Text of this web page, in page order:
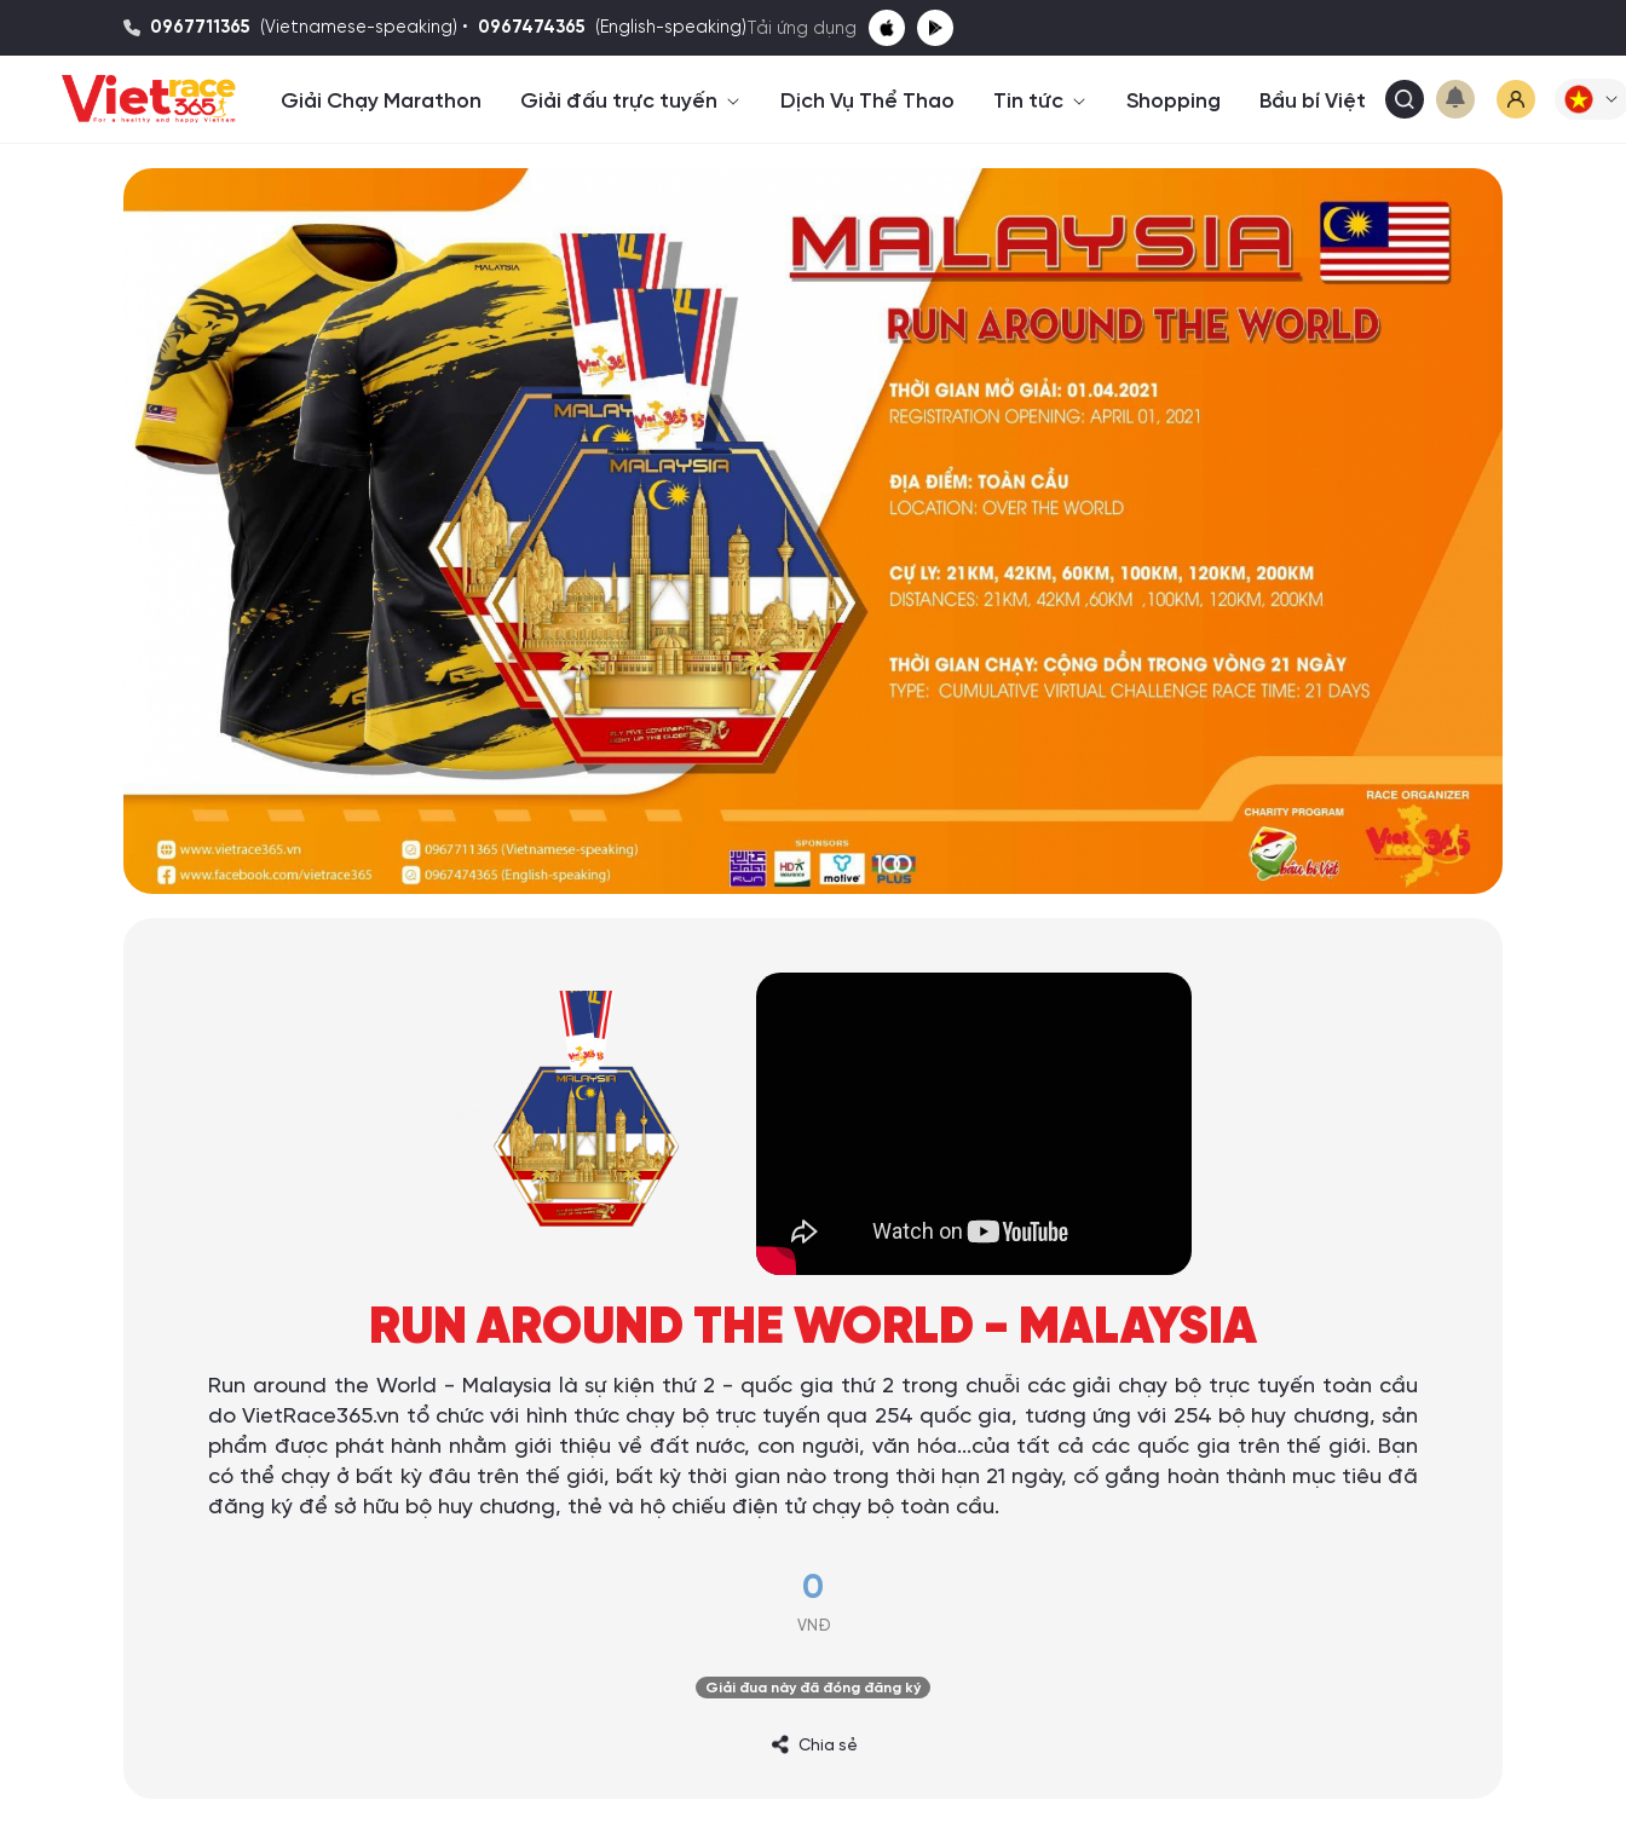
0967711365 (Vietnamese-speaking) • 0967474365 (English-speaking) Tải ứng dụng
Giải Chạy Marathon Giải đấu trực tuyến Dịch Vụ Thể Thao Tin tức Shopping Bầu bí Việt
RUN AROUND THE WORLD - MALAYSIA
Run around the World - Malaysia là sự kiện thứ 2 - quốc gia thứ 2 trong chuỗi các giải chạy bộ trực tuyến toàn cầu
do VietRace365.vn tổ chức với hình thức chạy bộ trực tuyến qua 254 quốc gia, tương ứng với 254 bộ huy chương, sản
phẩm được phát hành nhằm giới thiệu về đất nước, con người, văn hóa...của tất cả các quốc gia trên thế giới. Bạn
có thể chạy ở bất kỳ đâu trên thế giới, bất kỳ thời gian nào trong thời hạn 21 ngày, cố gắng hoàn thành mục tiêu đã
đăng ký để sở hữu bộ huy chương, thẻ và hộ chiếu điện tử chạy bộ toàn cầu.
0
VNĐ
Giải đua này đã đóng đăng ký
Chia sẻ